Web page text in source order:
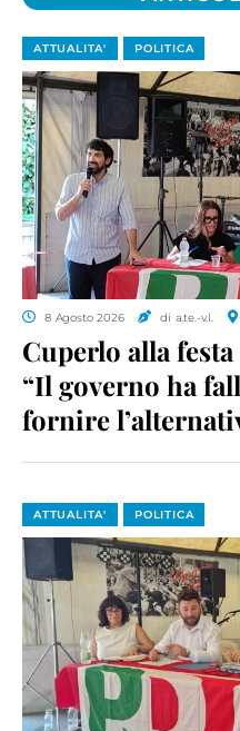
ATTUALITA' POLITICA
8 Agosto 2026 di a.te.-v.l.
Cuperlo alla
“Il governo ha
fornire
ATTUALITA' POLITICA